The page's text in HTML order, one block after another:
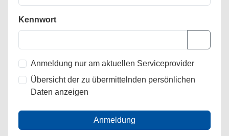
Kennwort
Anmeldung nur am aktuellen Serviceprovider
Übersicht der zu übermittelnden persönlichen
Daten anzeigen
Anmeldung